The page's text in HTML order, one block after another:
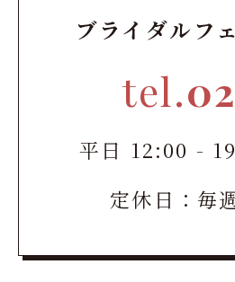
ブライダルフ
tel.
平日 12:00 -
定休日：毎